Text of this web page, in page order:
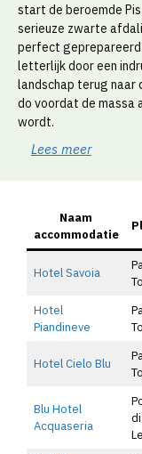
start de beroemde
serieuze zwarte
perfect geprepareerd
letterlijk door een
landschap terug naar
do voordat de massa
wordt.
Lees meer
Naam
accommodatie
Hotel Savoia
Hotel
Piandineve
Hotel Cielo Blu
Blu Hotel
Acquaseria
di